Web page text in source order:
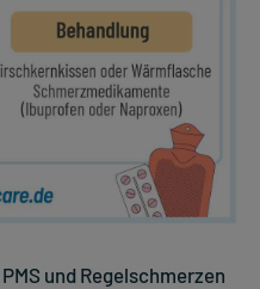
und Regelschmerzen